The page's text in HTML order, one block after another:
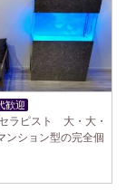
」「もっと人気セ
トします…
今後も新規出店が
ます！ 女性…
歓迎
ラピスト 大・大・
ション型の完全個